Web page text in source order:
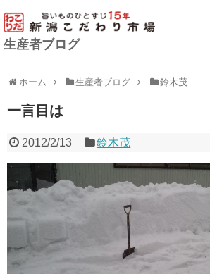
生産者ブログ
ホーム 生産者ブログ 鈴木茂
一言目は
2012/2/13 鈴木茂